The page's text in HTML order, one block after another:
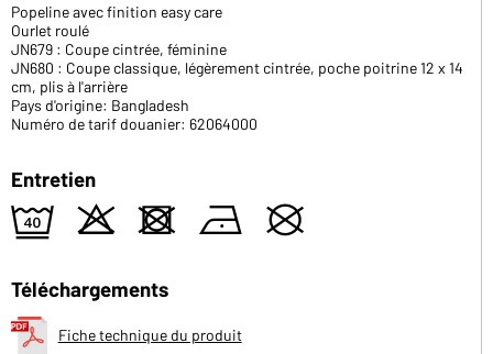
Popeline avec finition easy care
Ourlet roulé
JN679 : Coupe cintrée, féminine
JN680 : Coupe classique, légèrement cintrée, poche poitrine 12 x 14
cm, plis à l'arrière
Pays d'origine: Bangladesh
Numéro de tarif douanier: 62064000
Entretien
9 o d n U
Téléchargements
Fiche technique du produit